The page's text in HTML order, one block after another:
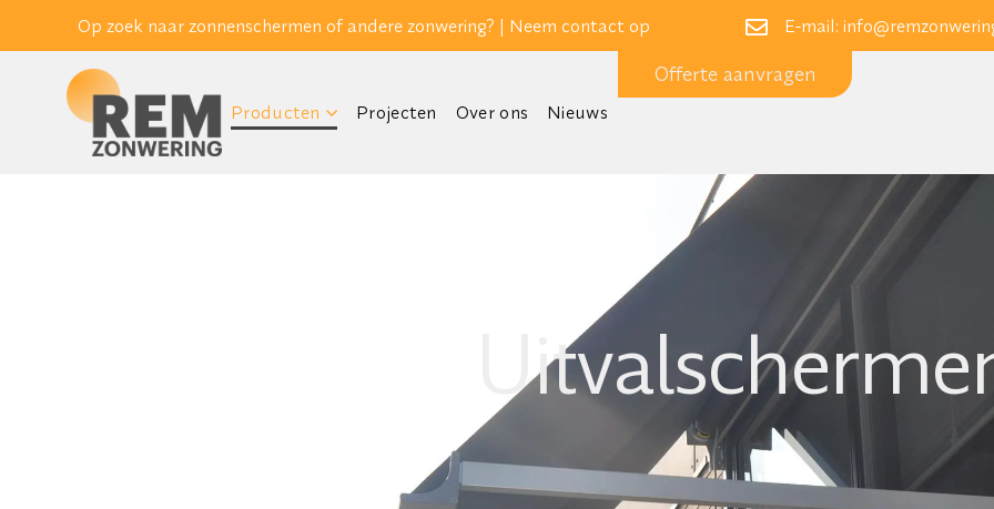
Op zoek naar zonnenschermen of andere zonwering? | Neem contact op E-mail:
Producten Projecten Over ons Nieuws
Offerte aanvragen